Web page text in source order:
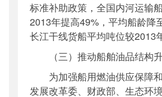
标准补助政策，全国内河运输
2013年提高49%，平均船龄降
长江干线货船平均吨位较2013
（三）推动船舶油品结构
为加强船用燃油供应保障
发展改革委、财政部、生态环